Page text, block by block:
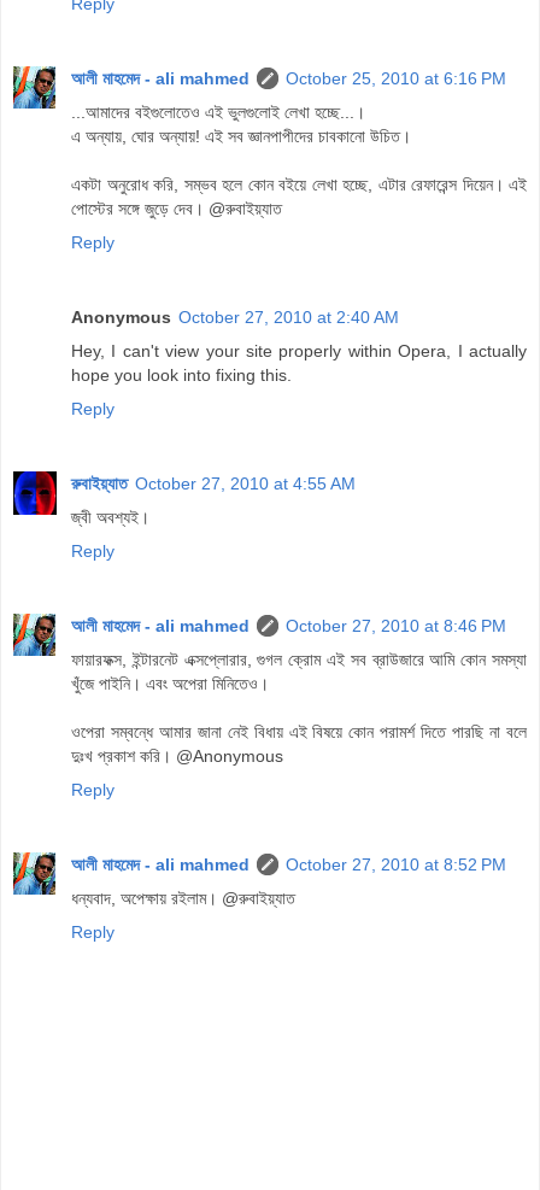
Reply
আলী মাহমেদ - ali mahmed
October 25, 2010 at 6:16 PM
...আমাদের বইগুলোতেও এই ভুলগুলোই লেখা হচ্ছে...।
এ অন্যায়, ঘোর অন্যায়! এই সব জ্ঞানপাপীদের চাবকানো উচিত।
একটা অনুরোধ করি, সম্ভব হলে কোন বইয়ে লেখা হচ্ছে, এটার রেফারেন্স দিয়েন। এই
পোস্টের সঙ্গে জুড়ে দেব। @রুবাইয়্যাত
Reply
Anonymous October 27, 2010 at 2:40 AM
Hey, I can't view your site properly within Opera, I actually
hope you look into fixing this.
Reply
রুবাইয়্যাত October 27, 2010 at 4:55 AM
জ্বী অবশ্যই।
Reply
আলী মাহমেদ - ali mahmed
October 27, 2010 at 8:46 PM
ফায়ারফক্স, ইন্টারনেট এক্সপ্লোরার, গুগল ক্রোম এই সব ব্রাউজারে আমি কোন সমস্যা
খুঁজে পাইনি। এবং অপেরা মিনিতেও।
ওপেরা সম্বন্ধে আমার জানা নেই বিধায় এই বিষয়ে কোন পরামর্শ দিতে পারছি না বলে
দুঃখ প্রকাশ করি। @Anonymous
Reply
আলী মাহমেদ - ali mahmed
October 27, 2010 at 8:52 PM
ধন্যবাদ, অপেক্ষায় রইলাম। @রুবাইয়্যাত
Reply